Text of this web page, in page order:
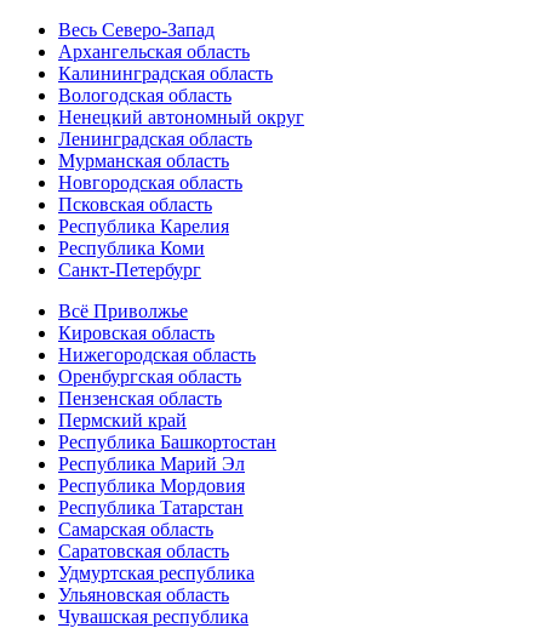
Весь Северо-Запад
Архангельская область
Калининградская область
Вологодская область
Ненецкий автономный округ
Ленинградская область
Мурманская область
Новгородская область
Псковская область
Республика Карелия
Республика Коми
Санкт-Петербург
Всё Приволжье
Кировская область
Нижегородская область
Оренбургская область
Пензенская область
Пермский край
Республика Башкортостан
Республика Марий Эл
Республика Мордовия
Республика Татарстан
Самарская область
Саратовская область
Удмуртская республика
Ульяновская область
Чувашская республика